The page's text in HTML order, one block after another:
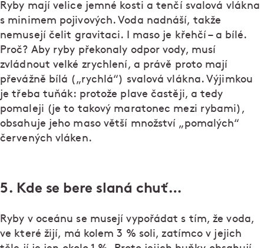
Ryby mají velice jemné kosti a tenčí svalová vlákna
s minimem pojivových. Voda nadnáší, takže
nemusejí čelit gravitaci. I maso je křehčí – a bílé.
Proč? Aby ryby překonaly odpor vody, musí
zvládnout velké zrychlení, a právě proto mají
převážně bílá („rychlá“) svalová vlákna. Výjimkou
je třeba tuňák: protože plave častěji, a tedy
pomaleji (je to takový maratonec mezi rybami),
obsahuje jeho maso větší množství „pomalých“
červených vláken.
5. Kde se bere slaná chuť…
Ryby v oceánu se musejí vypořádat s tím, že voda,
ve které žijí, má kolem 3 % soli, zatímco v jejich